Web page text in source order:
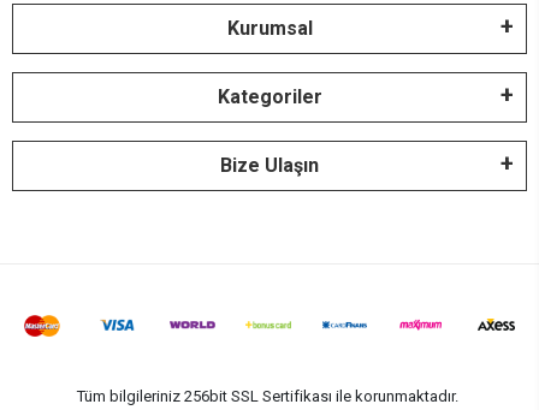
Kurumsal
Kategoriler
Bize Ulaşın
Tüm bilgileriniz 256bit SSL Sertifikası ile korunmaktadır.